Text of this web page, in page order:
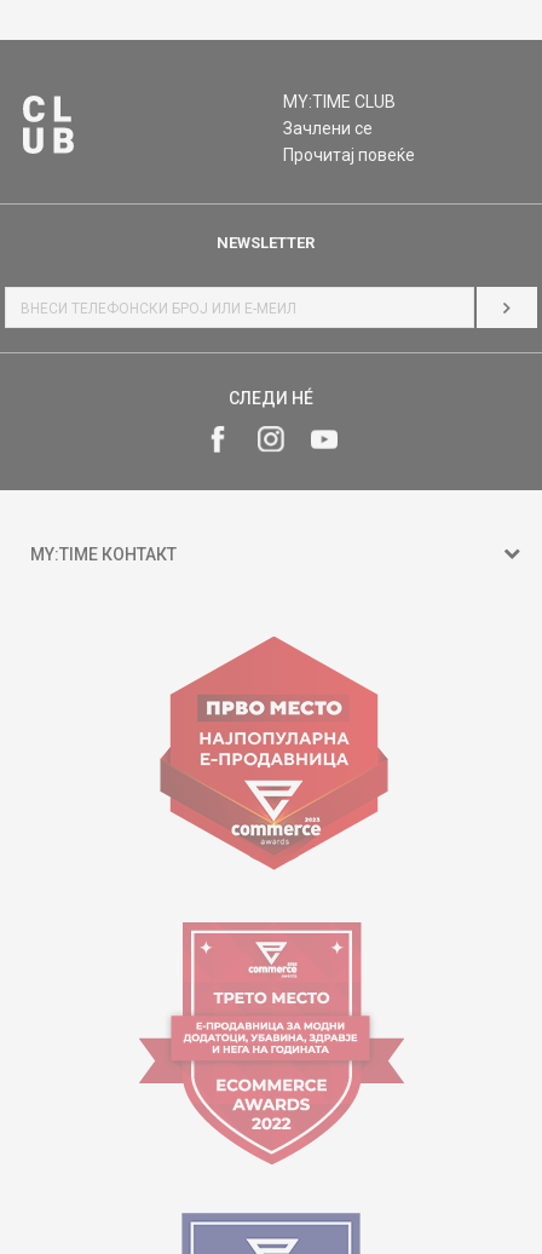
MY:TIME CLUB
Зачлени се
Прочитај повеќе
NEWSLETTER
СЛЕДИ НÉ
MY:TIME КОНТАКТ
ул. Гоце Николовски бр.74 Скопје
contact@mytime.mk
Работно време:
09:00 до 17:00